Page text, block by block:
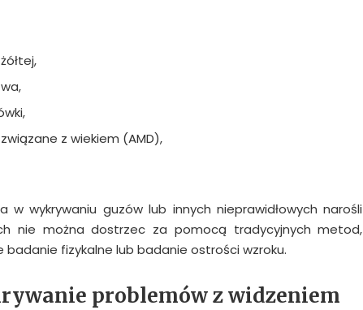
z wiekiem (AMD),
w wykrywaniu guzów lub innych nieprawidłowych narośli
nie można dostrzec za pomocą tradycyjnych metod,
fizykalne lub badanie ostrości wzroku.
problemów z widzeniem